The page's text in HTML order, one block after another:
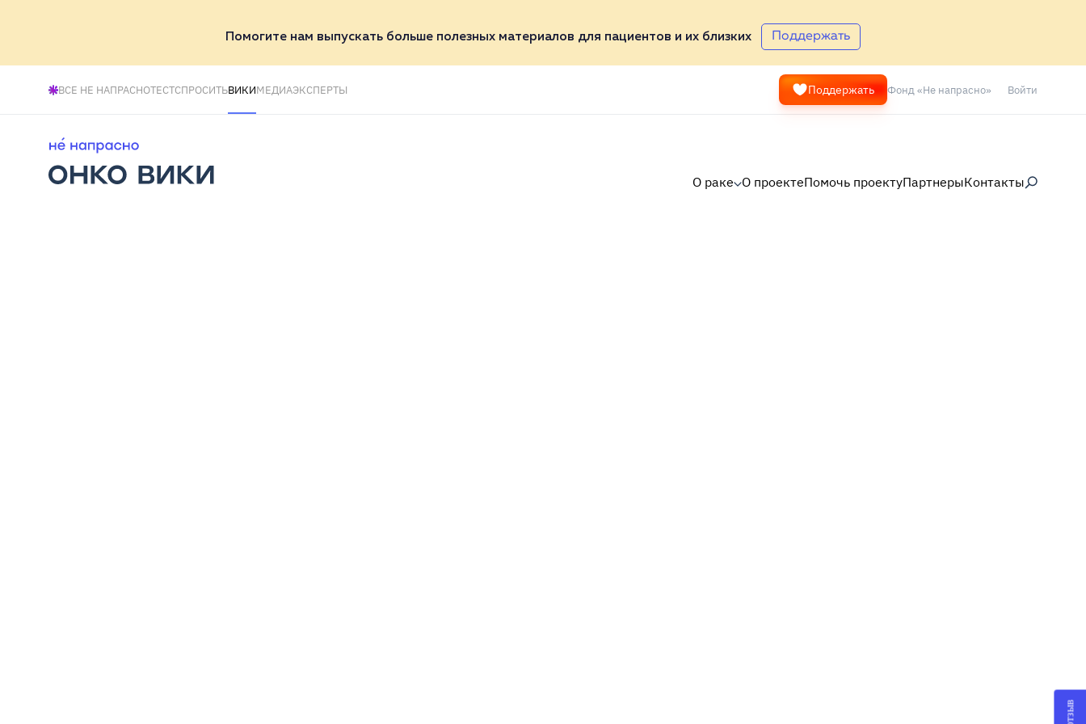
Помогите нам выпускать больше полезных материалов для пациентов и их близких Поддержать
ВСЕ НЕ НАПРАСНОТЕСТСПРОСИТЬВИКИМЕДИАЭКСПЕРТЫ Поддержать Фонд «Не напрасно» Войти
О раке О проектеПомочь проектуПартнерыКонтакты